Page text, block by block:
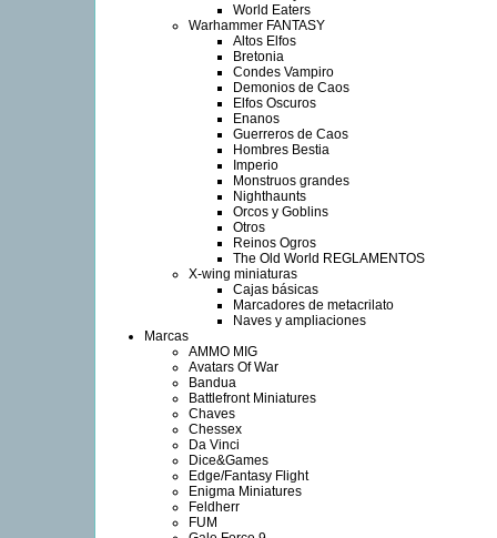
World Eaters
Warhammer FANTASY
Altos Elfos
Bretonia
Condes Vampiro
Demonios de Caos
Elfos Oscuros
Enanos
Guerreros de Caos
Hombres Bestia
Imperio
Monstruos grandes
Nighthaunts
Orcos y Goblins
Otros
Reinos Ogros
The Old World REGLAMENTOS
X-wing miniaturas
Cajas básicas
Marcadores de metacrilato
Naves y ampliaciones
Marcas
AMMO MIG
Avatars Of War
Bandua
Battlefront Miniatures
Chaves
Chessex
Da Vinci
Dice&Games
Edge/Fantasy Flight
Enigma Miniatures
Feldherr
FUM